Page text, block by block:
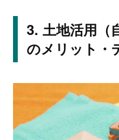
土地活用（
のメリット・